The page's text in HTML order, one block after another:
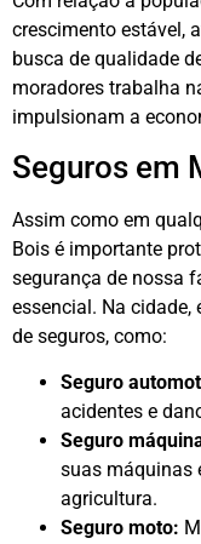
crescimento estável,
busca de qualidade
moradores trabalha
impulsionam a
Seguros em
Assim como em
Bois é importante
segurança de nossa
essencial. Na cidade,
de seguros, como:
Seguro
acidentes e
Seguro
suas máquinas
agricultura.
Seguro moto: